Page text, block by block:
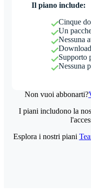
Il piano include:
Cinque
Un
Nessuna
Supporto
Nessuna
Non vuoi abbonarti?
I piani includono la
Esplora i nostri piani